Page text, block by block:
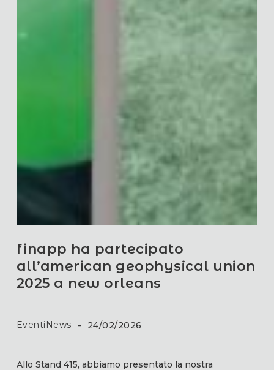
finapp ha partecipato
all’american geophysical union
2025 a new orleans
Eventi News - 24/02/2026
Allo Stand 415, abbiamo presentato la nostra